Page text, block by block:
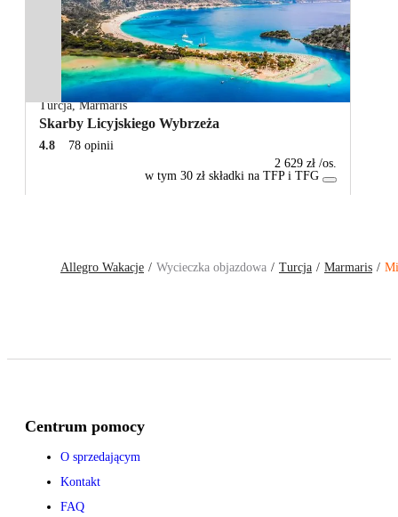
Turcja,Marmaris
Skarby Licyjskiego Wybrzeża
4.8
78 opinii
2 629 zł /os.
w tym 30 zł składki na TFP i TFG
Allegro Wakacje Wycieczka objazdowa Turcja Marmaris
Centrum pomocy
O sprzedającym
Kontakt
FAQ